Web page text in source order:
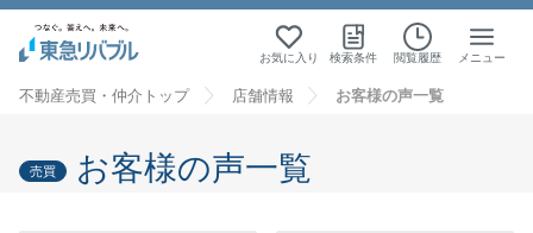
お気に入り 検索条件 閲覧履歴 メニュー
不動産売買・仲介トップ 店舗情報 お客様の声一覧
売買 お客様の声一覧